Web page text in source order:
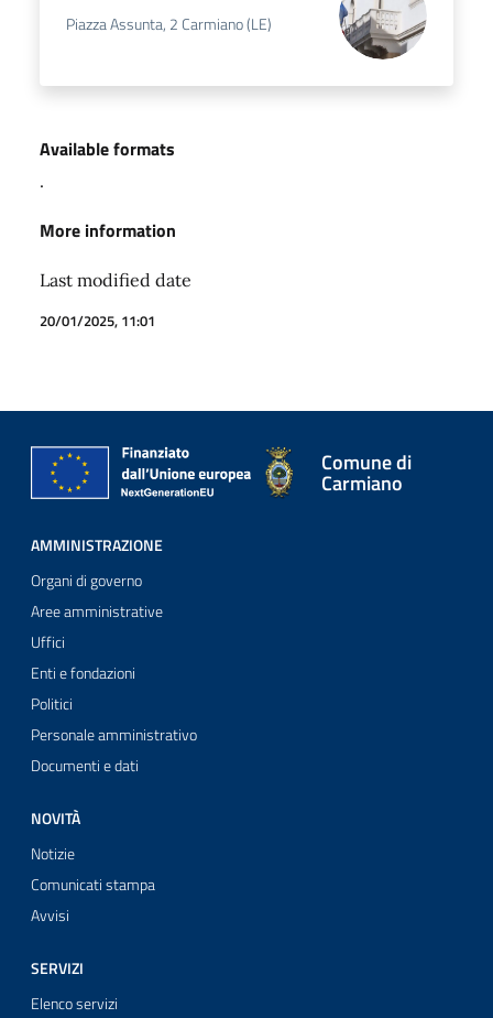
Piazza Assunta, 2 Carmiano (LE)
Available formats
.
More information
Last modified date
20/01/2025, 11:01
Comune di
Carmiano
AMMINISTRAZIONE
Organi di governo
Aree amministrative
Uffici
Enti e fondazioni
Politici
Personale amministrativo
Documenti e dati
NOVITÀ
Notizie
Comunicati stampa
Avvisi
SERVIZI
Elenco servizi